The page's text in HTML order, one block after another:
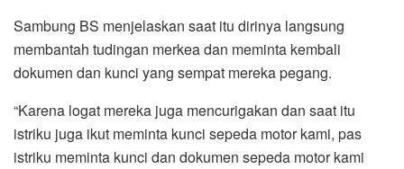
Sambung BS menjelaskan saat itu dirinya langsung
membantah tudingan merkea dan meminta kembali
dokumen dan kunci yang sempat mereka pegang.
“Karena logat mereka juga mencurigakan dan saat itu
istriku juga ikut meminta kunci sepeda motor kami, pas
istriku meminta kunci dan dokumen sepeda motor kami